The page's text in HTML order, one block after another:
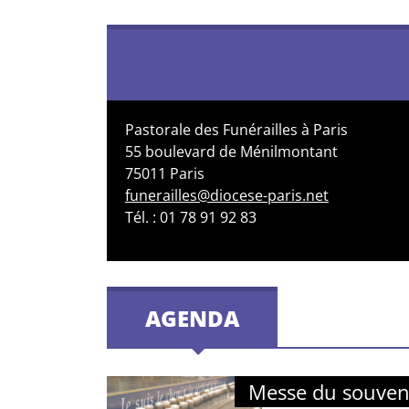
Pastorale des Funérailles à Paris
55 boulevard de Ménilmontant
75011 Paris
funerailles@diocese-paris.net
Tél. : 01 78 91 92 83
AGENDA
Messe du